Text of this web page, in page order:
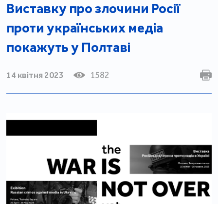
Виставку про злочини Росії
проти українських медіа
покажуть у Полтаві
14 квітня 2023 1582